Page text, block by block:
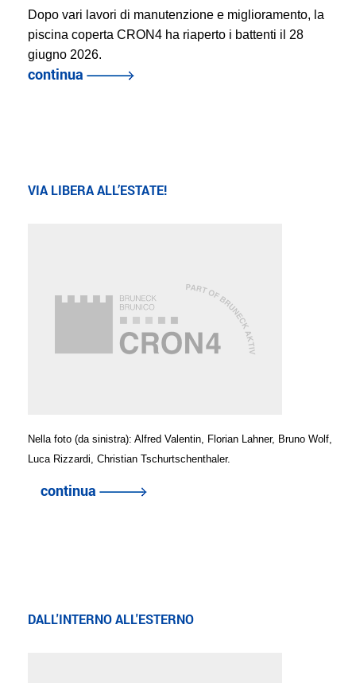
Dopo vari lavori di manutenzione e miglioramento, la
piscina coperta CRON4 ha riaperto i battenti il 28
giugno 2026.
continua
VIA LIBERA ALL’ESTATE!
Nella foto (da sinistra): Alfred Valentin, Florian Lahner, Bruno Wolf,
Luca Rizzardi, Christian Tschurtschenthaler.
continua
DALL'INTERNO ALL'ESTERNO